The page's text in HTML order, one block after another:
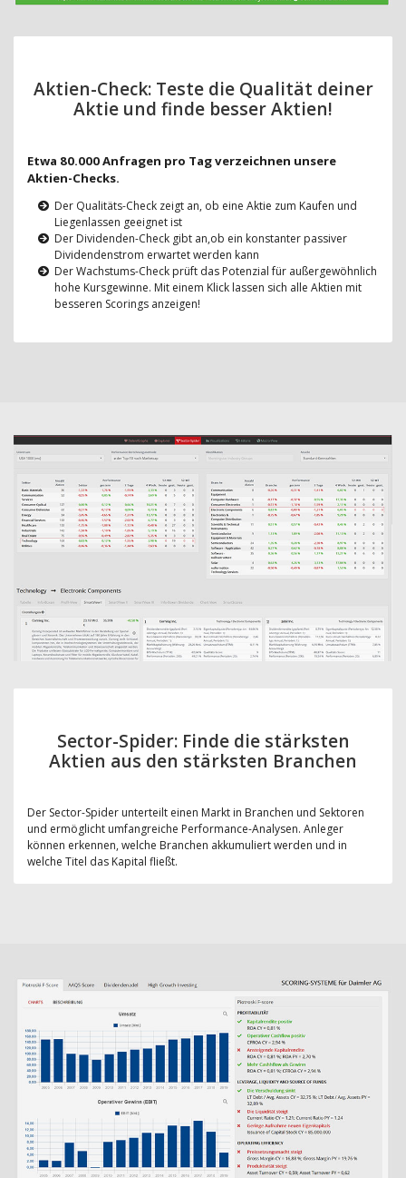
Aktien-Check: Teste die Qualität deiner
Aktie und finde besser Aktien!
Etwa 80.000 Anfragen pro Tag verzeichnen unsere
Aktien-Checks.
Der Qualitäts-Check zeigt an, ob eine Aktie zum Kaufen und
Liegenlassen geeignet ist
Der Dividenden-Check gibt an,ob ein konstanter passiver
Dividendenstrom erwartet werden kann
Der Wachstums-Check prüft das Potenzial für außergewöhnlich
hohe Kursgewinne. Mit einem Klick lassen sich alle Aktien mit
besseren Scorings anzeigen!
Sector-Spider: Finde die stärksten
Aktien aus den stärksten Branchen
Der Sector-Spider unterteilt einen Markt in Branchen und Sektoren
und ermöglicht umfangreiche Performance-Analysen. Anleger
können erkennen, welche Branchen akkumuliert werden und in
welche Titel das Kapital fließt.